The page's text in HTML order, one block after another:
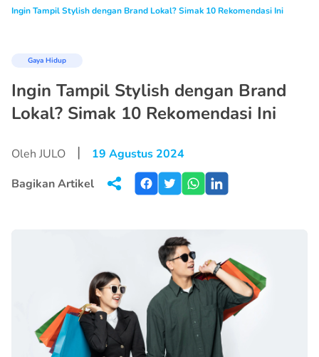
Macet
Ingin Tampil Stylish dengan Brand Lokal? Simak 10 Rekomendasi Ini
Gaya Hidup
Ingin Tampil Stylish dengan Brand
Lokal? Simak 10 Rekomendasi Ini
Oleh JULO |
19 Agustus 2024
Bagikan Artikel